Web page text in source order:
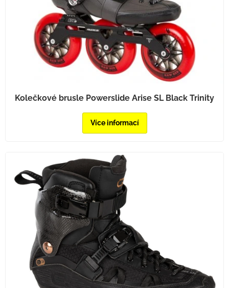
Kolečkové brusle Powerslide Arise SL Black Trinity
Více informací